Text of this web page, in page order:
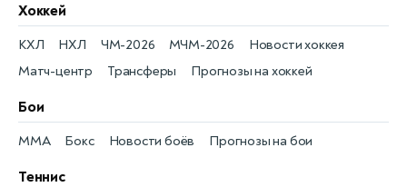
Хоккей
Новости хоккея
КХЛ
Матч-центр
НХЛ
Трансферы
ЧМ-2026
Прогнозы на хоккей
МЧМ-2026
Бои
Новости боёв
MMA Прогнозы на бои
Бокс
Теннис